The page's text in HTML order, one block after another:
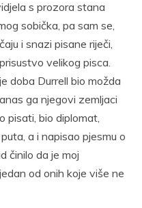
s prozora stana
sobička, pa sam se,
i snazi pisane riječi,
velikog pisca.
doba Durrell bio možda
ga njegovi zemljaci
pisati, bio diplomat,
a i napisao pjesmu o
činilo da je moj
od onih koje više ne